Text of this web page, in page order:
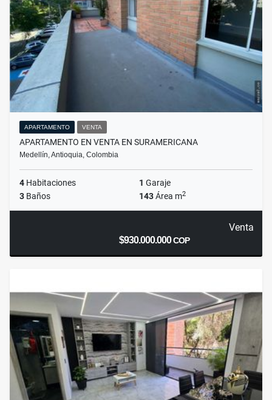
APARTAMENTO VENTA
APARTAMENTO EN VENTA EN SURAMERICANA
Medellín, Antioquia, Colombia
4 Habitaciones 1 Garaje
3 Baños 143Área m2
Venta
$930.000.000COP